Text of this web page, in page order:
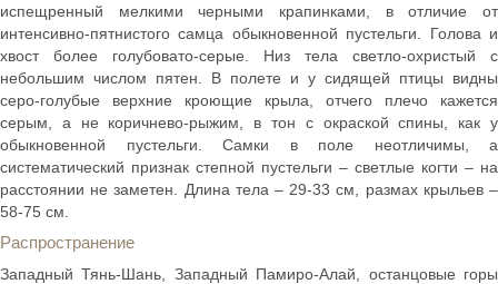
испещренный мелкими черными крапинками, в отличие от
интенсивно-пятнистого самца обыкновенной пустельги. Голова и
хвост более голубовато-серые. Низ тела светло-охристый с
небольшим числом пятен. В полете и у сидящей птицы видны
серо-голубые верхние кроющие крыла, отчего плечо кажется
серым, а не коричнево-рыжим, в тон с окраской спины, как у
обыкновенной пустельги. Самки в поле неотличимы, а
систематический признак степной пустельги – светлые когти – на
расстоянии не заметен. Длина тела – 29-33 см, размах крыльев –
58-75 см.
Распространение
Западный Тянь-Шань, Западный Памиро-Алай, останцовые горы